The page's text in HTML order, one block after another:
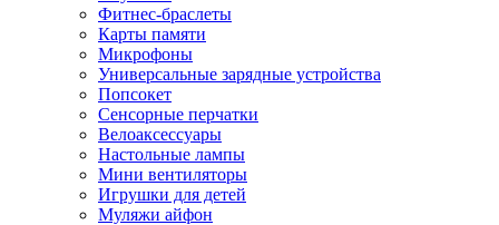
Фитнес-браслеты
Карты памяти
Микрофоны
Универсальные зарядные устройства
Попсокет
Сенсорные перчатки
Велоаксессуары
Настольные лампы
Мини вентиляторы
Игрушки для детей
Муляжи айфон